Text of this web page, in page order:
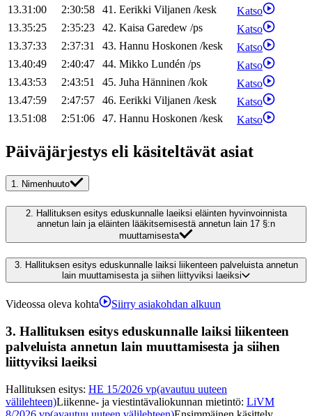
13.31:00
2:30:58 41. Eerikki Viljanen /kesk
Katso
13.35:25
2:35:23 42. Kaisa Garedew /ps
Katso
13.37:33
2:37:31 43. Hannu Hoskonen /kesk
Katso
13.40:49
2:40:47 44. Mikko Lundén /ps
Katso
13.43:53
2:43:51 45. Juha Hänninen /kok
Katso
13.47:59
2:47:57 46. Eerikki Viljanen /kesk
Katso
13.51:08
2:51:06 47. Hannu Hoskonen /kesk Katso
Päiväjärjestys eli käsiteltävät asiat
1. Nimenhuuto
2. Hallituksen esitys eduskunnalle laeiksi eläinten hyvinvoinnista
annetun lain ja eläinten lääkitsemisestä annetun lain 17 §:n
muuttamisesta
3. Hallituksen esitys eduskunnalle laiksi liikenteen palveluista annetun
lain muuttamisesta ja siihen liittyviksi laeiksi
Videossa oleva kohta Siirry asiakohdan alkuun
3. Hallituksen esitys eduskunnalle laiksi liikenteen
palveluista annetun lain muuttamisesta ja siihen
liittyviksi laeiksi
Hallituksen esitys: HE 15/2026 vp(avautuu uuteen
välilehteen)Liikenne- ja viestintävaliokunnan mietintö: LiVM